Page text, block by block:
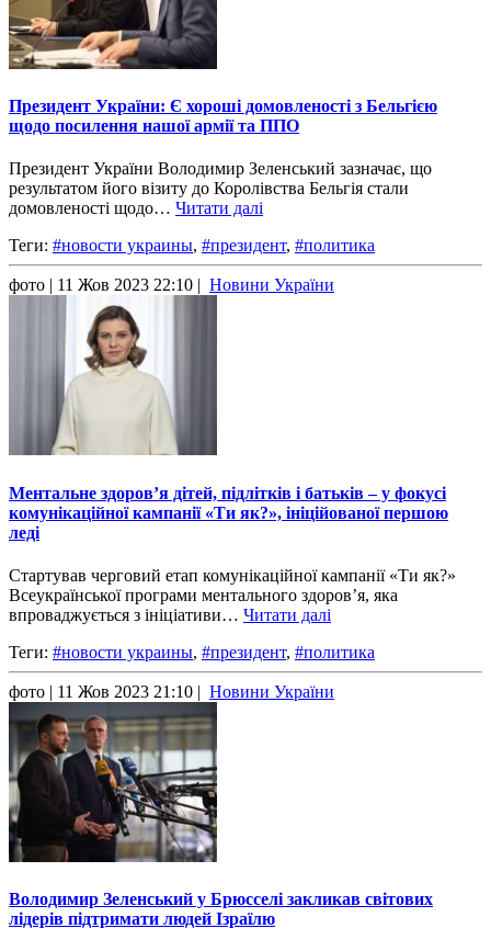
Президент України: Є хороші домовленості з Бельгією
щодо посилення нашої армії та ППО
Президент України Володимир Зеленський зазначає, що
результатом його візиту до Королівства Бельгія стали
домовленості щодо… Читати далі
Теги: #новости украины, #президент, #политика
фото | 11 Жов 2023 22:10 | Новини України
Ментальне здоров’я дітей, підлітків і батьків – у фокусі
комунікаційної кампанії «Ти як?», ініційованої першою
леді
Стартував черговий етап комунікаційної кампанії «Ти як?»
Всеукраїнської програми ментального здоров’я, яка
впроваджується з ініціативи… Читати далі
Теги: #новости украины, #президент, #политика
фото | 11 Жов 2023 21:10 | Новини України
Володимир Зеленський у Брюсселі закликав світових
лідерів підтримати людей Ізраїлю